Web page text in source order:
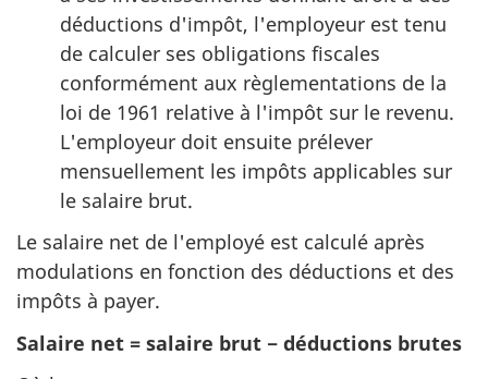
déductions d'impôt, l'employeur est tenu
de calculer ses obligations fiscales
conformément aux règlementations de la
loi de 1961 relative à l'impôt sur le revenu.
L'employeur doit ensuite prélever
mensuellement les impôts applicables sur
le salaire brut.
Le salaire net de l'employé est calculé après
modulations en fonction des déductions et des
impôts à payer.
Salaire net = salaire brut − déductions brutes